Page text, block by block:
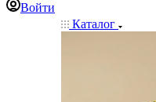
Войти
Каталог